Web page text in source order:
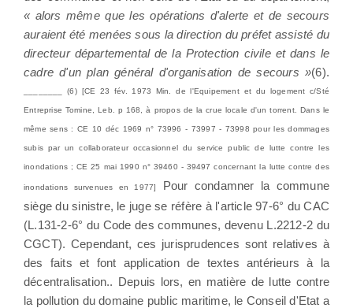
« alors même que les opérations d'alerte et de secours
auraient été menées sous la direction du préfet assisté du
directeur départemental de la Protection civile et dans le
cadre d'un plan général d'organisation de secours »(6).
________ (6) [CE 23 fév. 1973 Min. de l'Equipement et du logement c/Sté
Entreprise Tomine, Leb. p 168, à propos de la crue locale d'un torrent. Dans le
même sens : CE 10 déc 1969 n° 73996 - 73997 - 73998 pour les dommages
subis par un collaborateur occasionnel du service public de lutte contre les
inondations ; CE 25 mai 1990 n° 39460 - 39497 concernant la lutte contre des
inondations survenues en 1977]
Pour condamner la commune
siège du sinistre, le juge se réfère à l'article 97-6° du CAC
(L.131-2-6° du Code des communes, devenu L.2212-2 du
CGCT). Cependant, ces jurisprudences sont relatives à
des faits et font application de textes antérieurs à la
décentralisation.. Depuis lors, en matière de lutte contre
la pollution du domaine public maritime, le Conseil d'Etat a